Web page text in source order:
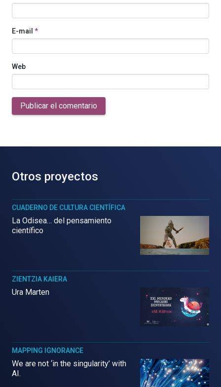
E-mail *
Web
Publicar el comentario
Otros proyectos
CUADERNO DE CULTURA CIENTÍFICA
La Odisea… del pensamiento
científico
ZIENTZIA KAIERA
Ura Marten
MAPPING IGNORANCE
We are not ‘in the singularity’ with
AI.